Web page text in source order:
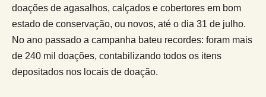
doações de agasalhos, calçados e cobertores em bom
estado de conservação, ou novos, até o dia 31 de julho.
No ano passado a campanha bateu recordes: foram mais
de 240 mil doações, contabilizando todos os itens
depositados nos locais de doação.